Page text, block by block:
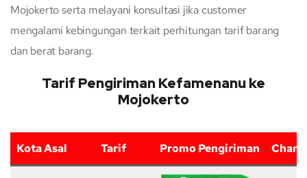
Mojokerto serta melayani konsultasi jika customer
mengalami kebingungan terkait perhitungan tarif barang
dan berat barang.
Tarif Pengiriman Kefamenanu ke
Mojokerto
Kota Asal Tarif Promo Pengiriman